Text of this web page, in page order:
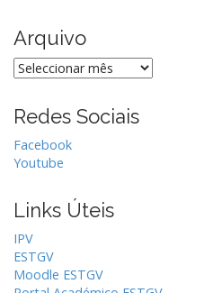
Arquivo
Arquivo
Redes Sociais
Facebook
Youtube
Links Úteis
IPV
ESTGV
Moodle ESTGV